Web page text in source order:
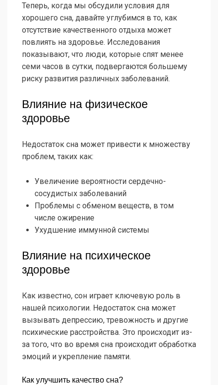
Теперь, когда мы обсудили условия для
хорошего сна, давайте углубимся в то, как
отсутствие качественного отдыха может
повлиять на здоровье. Исследования
показывают, что люди, которые спят менее
семи часов в сутки, подвергаются большему
риску развития различных заболеваний.
Влияние на физическое
здоровье
Недостаток сна может привести к множеству
проблем, таких как:
Увеличение вероятности сердечно-
сосудистых заболеваний
Проблемы с обменом веществ, в том
числе ожирение
Ухудшение иммунной системы
Влияние на психическое
здоровье
Как известно, сон играет ключевую роль в
нашей психологии. Недостаток сна может
вызывать депрессию, тревожность и другие
психические расстройства. Это происходит из-
за того, что во время сна происходит обработка
эмоций и укрепление памяти.
Как улучшить качество сна?